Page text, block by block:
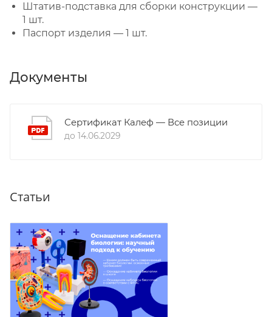
Штатив-подставка для сборки конструкции —
1 шт.
Паспорт изделия — 1 шт.
Документы
Сертификат Калеф — Все позиции
до 14.06.2029
Статьи